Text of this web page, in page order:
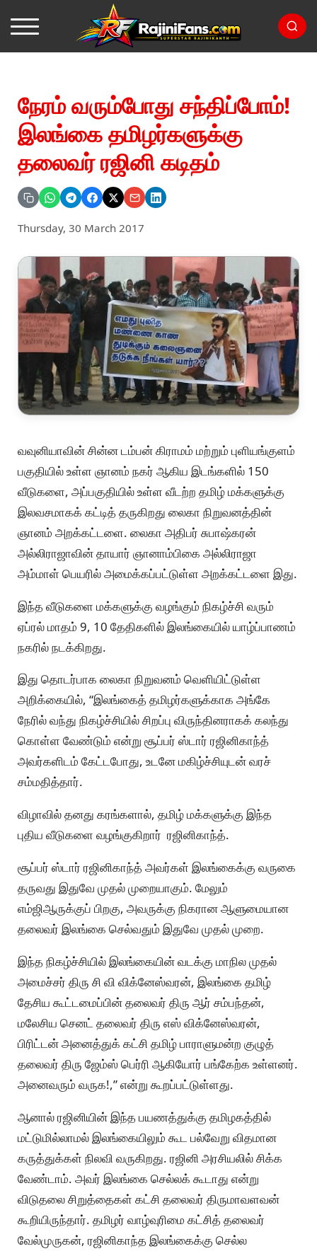
நேரம் வரும்போது சந்திப்போம்!
இலங்கை தமிழர்களுக்கு
தலைவர் ரஜினி கடிதம்
Thursday, 30 March 2017
வவுனியாவின் சின்ன டம்பன் கிராமம் மற்றும் புளியங்குளம்
பகுதியில் உள்ள ஞானம் நகர் ஆகிய இடங்களில் 150
வீடுகளை, அப்பகுதியில் உள்ள வீடற்ற தமிழ் மக்களுக்கு
இலவசமாகக் கட்டித் தருகிறது லைகா நிறுவனத்தின்
ஞானம் அறக்கட்டளை. லைகா அதிபர் சுபாஷ்கரன்
அல்லிராஜாவின் தாயார் ஞானாம்பிகை அல்லிராஜா
அம்மாள் பெயரில் அமைக்கப்பட்டுள்ள அறக்கட்டளை இது.
இந்த வீடுகளை மக்களுக்கு வழங்கும் நிகழ்ச்சி வரும்
ஏப்ரல் மாதம் 9, 10 தேதிகளில் இலங்கையில் யாழ்ப்பாணம்
நகரில் நடக்கிறது.
இது தொடர்பாக லைகா நிறுவனம் வெளியிட்டுள்ள
அறிக்கையில், “இலங்கைத் தமிழர்களுக்காக அங்கே
நேரில் வந்து நிகழ்ச்சியில் சிறப்பு விருந்தினராகக் கலந்து
கொள்ள வேண்டும் என்று சூப்பர் ஸ்டார் ரஜினிகாந்த்
அவர்களிடம் கேட்டபோது, உடனே மகிழ்ச்சியுடன் வரச்
சம்மதித்தார்.
விழாவில் தனது கரங்களால், தமிழ் மக்களுக்கு இந்த
புதிய வீடுகளை வழங்குகிறார் ரஜினிகாந்த்.
சூப்பர் ஸ்டார் ரஜினிகாந்த் அவர்கள் இலங்கைக்கு வருகை
தருவது இதுவே முதல் முறையாகும். மேலும்
எம்ஜிஆருக்குப் பிறகு, அவருக்கு நிகரான ஆளுமையான
தலைவர் இலங்கை செல்வதும் இதுவே முதல் முறை.
இந்த நிகழ்ச்சியில் இலங்கையின் வடக்கு மாநில முதல்
அமைச்சர் திரு சி வி விக்னேஸ்வரன், இலங்கை தமிழ்
தேசிய கூட்டமைப்பின் தலைவர் திரு ஆர் சம்பந்தன்,
மலேசிய செனட் தலைவர் திரு எஸ் விக்னேஸ்வரன்,
பிரிட்டன் அனைத்துக் கட்சி தமிழ் பாராளுமன்ற குழுத்
தலைவர் திரு ஜேம்ஸ் பெர்ரி ஆகியோர் பங்கேற்க உள்ளனர்.
அனைவரும் வருக!,” என்று கூறப்பட்டுள்ளது.
ஆனால் ரஜினியின் இந்த பயணத்துக்கு தமிழகத்தில்
மட்டுமில்லாமல் இலங்கையிலும் கூட பல்வேறு விதமான
கருத்துக்கள் நிலவி வருகிறது. ரஜினி அரசியலில் சிக்க
வேண்டாம். அவர் இலங்கை செல்லக் கூடாது என்று
விடுதலை சிறுத்தைகள் கட்சி தலைவர் திருமாவளவன்
கூறியிருந்தார். தமிழர் வாழ்வுரிமை கட்சித் தலைவர்
வேல்முருகன், ரஜினிகாந்த இலங்கைக்கு செல்ல